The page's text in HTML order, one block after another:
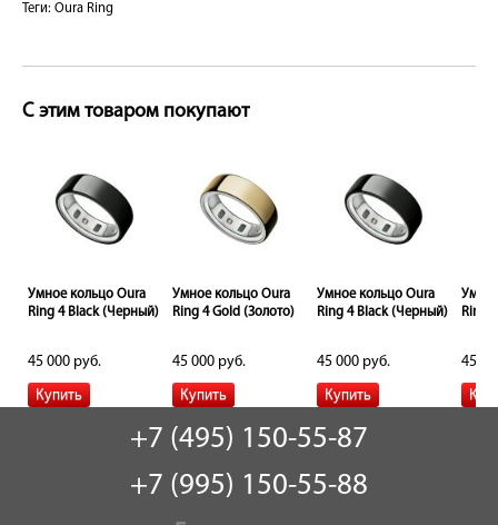
Теги: Oura Ring
С этим товаром покупают
Умное кольцо Oura
Ring 4 Black (Черный)
45 000 руб.
Умное кольцо Oura
Ring 4 Gold (Золото)
45 000 руб.
Умное кольцо Oura
Ring 4 Black (Черный)
45 000 руб.
Ring
45
+7 (495) 150-55-87
+7 (995) 150-55-88